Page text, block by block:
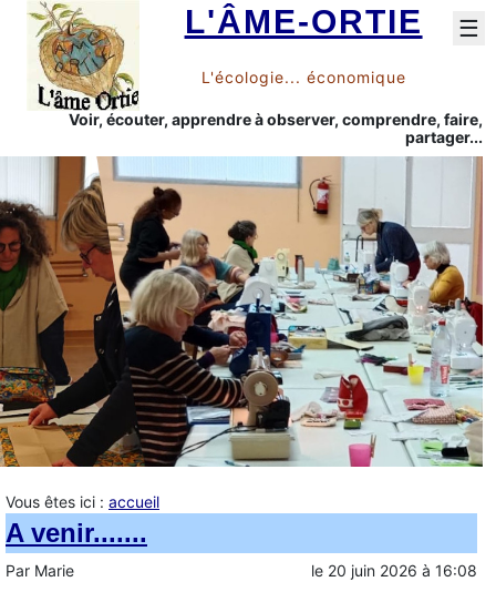
L'ÂME-ORTIE
L'écologie... économique
Voir, écouter, apprendre à observer, comprendre, faire,
partager...
☰
Vous êtes ici : accueil
A venir.......
Par Marie le 20 juin 2026 à 16:08